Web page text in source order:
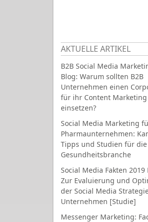
AKTUELLE ARTIKEL
B2B Social Media
Blog: Warum sollten B2B
Unternehmen einen
für ihr Content Marketing
einsetzen?
Social Media Marketing
Pharmaunternehmen:
Tipps und Studien für die
Gesundheitsbranche
Social Media Fakten 2019
Zur Evaluierung und
der Social Media
Unternehmen [Studie]
Messenger Marketing: